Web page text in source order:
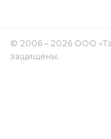
© 2006 – 2026 ООО
защищены.